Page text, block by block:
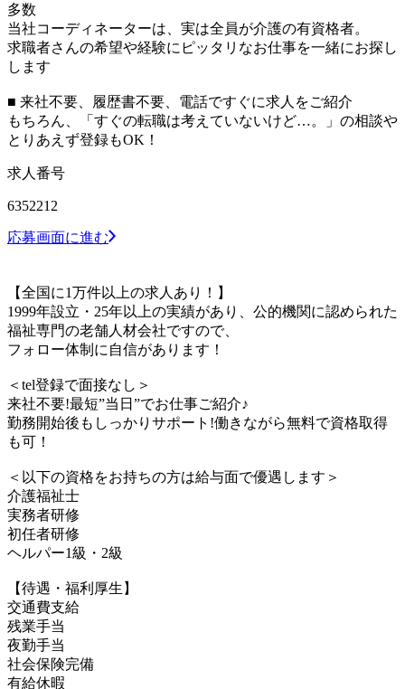
多数
当社コーディネーターは、実は全員が介護の有資格者。
求職者さんの希望や経験にピッタリなお仕事を一緒にお探し
します
■ 来社不要、履歴書不要、電話ですぐに求人をご紹介
もちろん、「すぐの転職は考えていないけど…。」の相談や
とりあえず登録もOK！
求人番号
6352212
応募画面に進む
【全国に1万件以上の求人あり！】
1999年設立・25年以上の実績があり、公的機関に認められた
福祉専門の老舗人材会社ですので、
フォロー体制に自信があります！
＜tel登録で面接なし＞
来社不要!最短”当日”でお仕事ご紹介♪
勤務開始後もしっかりサポート!働きながら無料で資格取得
も可！
＜以下の資格をお持ちの方は給与面で優遇します＞
介護福祉士
実務者研修
初任者研修
ヘルパー1級・2級
【待遇・福利厚生】
交通費支給
残業手当
夜勤手当
社会保険完備
有給休暇